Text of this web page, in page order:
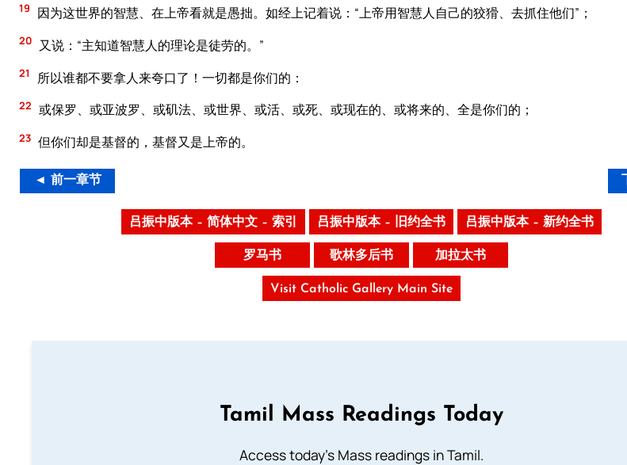
19 因为这世界的智慧、在上帝看就是愚拙。如经上记着说：“上帝用智慧人自己的狡猾、去抓住他们”；
20 又说：“主知道智慧人的理论是徒劳的。”
21 所以谁都不要拿人来夸口了！一切都是你们的：
22 或保罗、或亚波罗、或矶法、或世界、或活、或死、或现在的、或将来的、全是你们的；
23 但你们却是基督的，基督又是上帝的。
◄ 前一章节
吕振中版本 – 简体中文 – 索引 吕振中版本 – 旧约全书 吕振中版本 – 新约全书
罗马书 歌林多后书 加拉太书
Visit Catholic Gallery Main Site
Tamil Mass Readings Today
Access today's Mass readings in Tamil.